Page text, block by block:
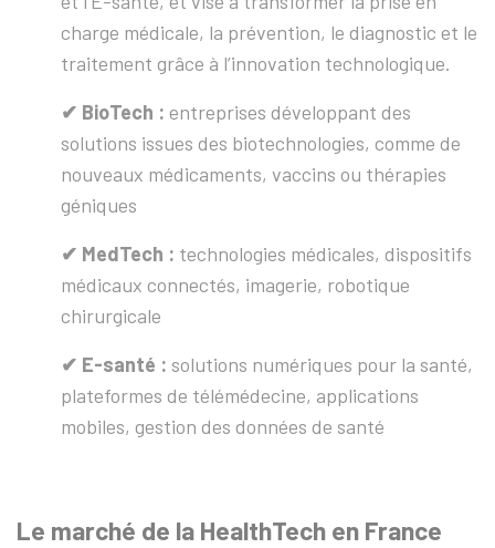
charge médicale, la prévention, le diagnostic et le
traitement grâce à l’innovation technologique.
✔︎ BioTech : entreprises développant des
solutions issues des biotechnologies, comme de
nouveaux médicaments, vaccins ou thérapies
géniques
✔︎ MedTech : technologies médicales, dispositifs
médicaux connectés, imagerie, robotique
chirurgicale
✔︎ E-santé : solutions numériques pour la santé,
plateformes de télémédecine, applications
mobiles, gestion des données de santé
Le marché de la HealthTech en France